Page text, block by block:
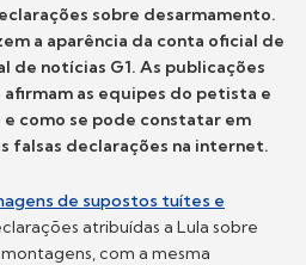
sobre desarmamento.
a aparência da conta oficial de
de notícias G1. As publicações
as equipes do petista e
como se pode constatar em
falsas declarações na internet.
de supostos tuítes e
atribuídas a Lula sobre
com a mesma